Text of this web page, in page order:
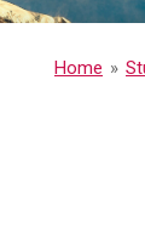
Home »